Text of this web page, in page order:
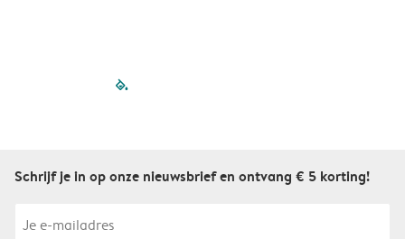
filled-pagination
Schrijf je in op onze nieuwsbrief en ontvang € 5 korting!